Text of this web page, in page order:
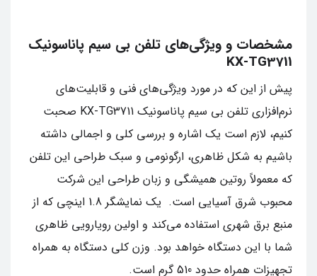
مشخصات و ویژگی‌های تلفن بی‌ سیم پاناسونیک
KX-TG3711
پیش‌ از این که در مورد ویژگی‌های فنی و قابلیت‌های
نرم‌افزاری تلفن بی‌ سیم پاناسونیک KX-TG3711 صحبت
کنیم، لازم است یک اشاره و بررسی کلی و اجمالی داشته
باشیم به شکل ظاهری، ارگونومی و سبک طراحی این تلفن
که معمولاً روتین همیشگی و زبان طراحی این شرکت
محبوب شرق آسیایی است. یک نمایشگر 1.8 اینچی که از
منبع برق شهری استفاده می‌کند و اولین رویارویی ظاهری
شما با این دستگاه خواهد بود. وزن کلی دستگاه به همراه
تجهیزات همراه حدود 510 گرم است.